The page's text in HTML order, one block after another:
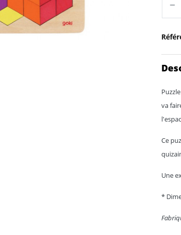
va
Ce
Une
*